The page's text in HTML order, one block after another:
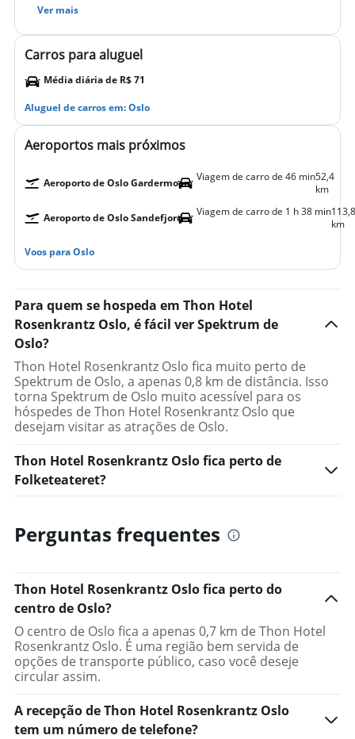
Ver mais
Carros para aluguel
Média diária de R$ 71
Aluguel de carros em: Oslo
Aeroportos mais próximos
Aeroporto de Oslo Gardermoen Viagem de carro de 46 min52,4
km
Aeroporto de Oslo Sandefjord Viagem de carro de 1 h 38 min113,8
km
Voos para Oslo
Para quem se hospeda em Thon Hotel
Rosenkrantz Oslo, é fácil ver Spektrum de
Oslo?
Thon Hotel Rosenkrantz Oslo fica muito perto de
Spektrum de Oslo, a apenas 0,8 km de distância. Isso
torna Spektrum de Oslo muito acessível para os
hóspedes de Thon Hotel Rosenkrantz Oslo que
desejam visitar as atrações de Oslo.
Thon Hotel Rosenkrantz Oslo fica perto de
Folketeateret?
Perguntas frequentes
Thon Hotel Rosenkrantz Oslo fica perto do
centro de Oslo?
O centro de Oslo fica a apenas 0,7 km de Thon Hotel
Rosenkrantz Oslo. É uma região bem servida de
opções de transporte público, caso você deseje
circular assim.
A recepção de Thon Hotel Rosenkrantz Oslo
tem um número de telefone?